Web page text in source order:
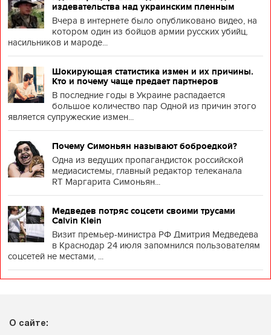
издевательства над украинским пленным
Вчера в интернете было опубликовано видео, на
котором один из бойцов армии русских убийц,
насильников и мароде...
Шокирующая статистика измен и их причины.
Кто и почему чаще предает партнеров
В последние годы в Украине распадается
большое количество пар Одной из причин этого
является супружеские измен...
Почему Симоньян называют боброедкой?
Одна из ведущих пропагандисток российской
медиасистемы, главный редактор телеканала
RT Маргарита Симоньян...
Медведев потряс соцсети своими трусами
Calvin Klein
Визит премьер-министра РФ Дмитрия Медведева
в Краснодар 24 июля запомнился пользователям
соцсетей не местами, ...
О сайте: